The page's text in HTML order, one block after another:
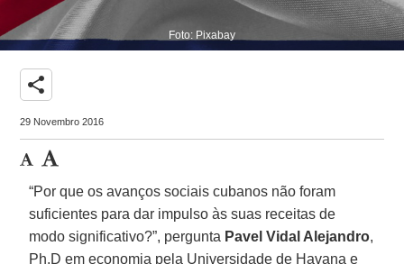
Foto: Pixabay
share
29 Novembro 2016
“Por que os avanços sociais cubanos não foram
suficientes para dar impulso às suas receitas de
modo significativo?”, pergunta Pavel Vidal Alejandro,
Ph.D em economia pela Universidade de Havana e